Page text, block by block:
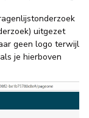
uitgezet
geen logo terwijl
je hierboven